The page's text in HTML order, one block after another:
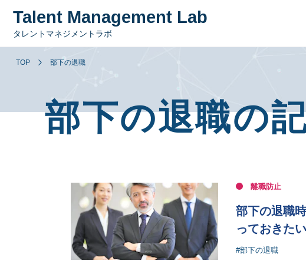
Talent Management Lab
タレントマネジメントラボ
TOP 部下の退職
部下の退職の
離職防止
部下の退職
っておきた
#部下の退職